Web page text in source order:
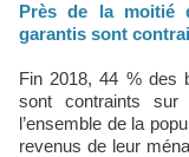
Près de la moitié
garantis sont
Fin 2018, 44 % des
sont contraints
l’ensemble de la
revenus de leur